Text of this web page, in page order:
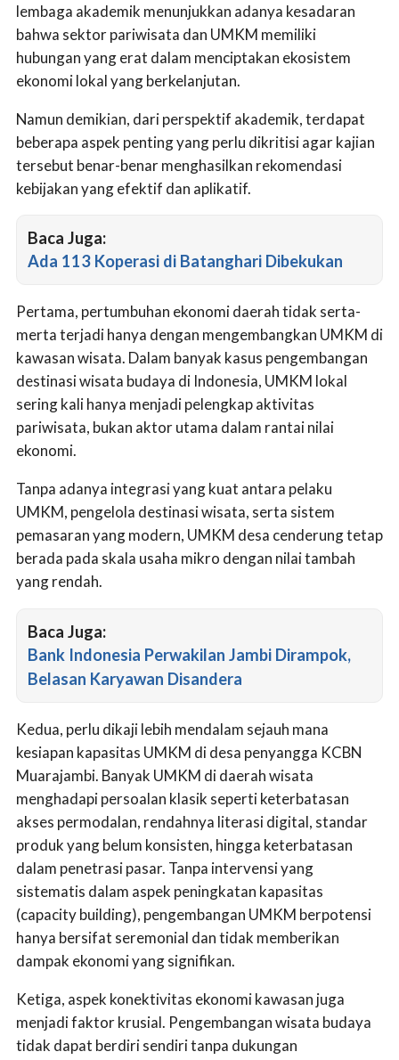
lembaga akademik menunjukkan adanya kesadaran
bahwa sektor pariwisata dan UMKM memiliki
hubungan yang erat dalam menciptakan ekosistem
ekonomi lokal yang berkelanjutan.
Namun demikian, dari perspektif akademik, terdapat
beberapa aspek penting yang perlu dikritisi agar kajian
tersebut benar-benar menghasilkan rekomendasi
kebijakan yang efektif dan aplikatif.
Baca Juga:
Ada 113 Koperasi di Batanghari Dibekukan
Pertama, pertumbuhan ekonomi daerah tidak serta-
merta terjadi hanya dengan mengembangkan UMKM di
kawasan wisata. Dalam banyak kasus pengembangan
destinasi wisata budaya di Indonesia, UMKM lokal
sering kali hanya menjadi pelengkap aktivitas
pariwisata, bukan aktor utama dalam rantai nilai
ekonomi.
Tanpa adanya integrasi yang kuat antara pelaku
UMKM, pengelola destinasi wisata, serta sistem
pemasaran yang modern, UMKM desa cenderung tetap
berada pada skala usaha mikro dengan nilai tambah
yang rendah.
Baca Juga:
Bank Indonesia Perwakilan Jambi Dirampok,
Belasan Karyawan Disandera
Kedua, perlu dikaji lebih mendalam sejauh mana
kesiapan kapasitas UMKM di desa penyangga KCBN
Muarajambi. Banyak UMKM di daerah wisata
menghadapi persoalan klasik seperti keterbatasan
akses permodalan, rendahnya literasi digital, standar
produk yang belum konsisten, hingga keterbatasan
dalam penetrasi pasar. Tanpa intervensi yang
sistematis dalam aspek peningkatan kapasitas
(capacity building), pengembangan UMKM berpotensi
hanya bersifat seremonial dan tidak memberikan
dampak ekonomi yang signifikan.
Ketiga, aspek konektivitas ekonomi kawasan juga
menjadi faktor krusial. Pengembangan wisata budaya
tidak dapat berdiri sendiri tanpa dukungan